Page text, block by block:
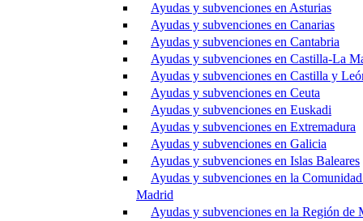
Ayudas y subvenciones en Asturias
Ayudas y subvenciones en Canarias
Ayudas y subvenciones en Cantabria
Ayudas y subvenciones en Castilla-La
Ayudas y subvenciones en Castilla y
Ayudas y subvenciones en Ceuta
Ayudas y subvenciones en Euskadi
Ayudas y subvenciones en Extremadura
Ayudas y subvenciones en Galicia
Ayudas y subvenciones en Islas Baleares
Ayudas y subvenciones en la
Madrid
Ayudas y subvenciones en la Región de